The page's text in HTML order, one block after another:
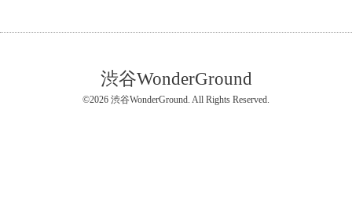
渋谷WonderGround
©2026 渋谷WonderGround. All Rights Reserved.